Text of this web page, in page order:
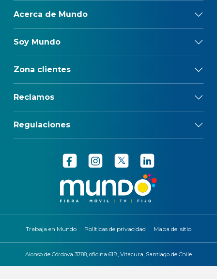
Acerca de Mundo
Soy Mundo
Zona clientes
Reclamos
Regulaciones
Trabaja en Mundo Políticas de privacidad Mapa del sitio
Alonso de Córdova 3788, oficina 61B, Vitacura, Santiago de Chile